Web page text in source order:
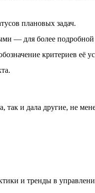
плановых задач.
— для более подробной
критериев её
так и дала другие, не